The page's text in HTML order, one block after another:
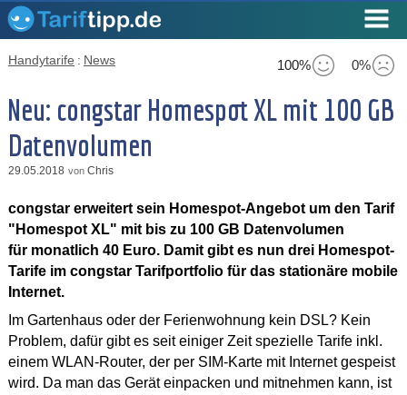
100% 0%
Handytarife : News
Neu: congstar Homespot XL mit 100 GB
Datenvolumen
29.05.2018 von Chris
congstar erweitert sein Homespot-Angebot um den Tarif
"Homespot XL" mit bis zu 100 GB Datenvolumen
für monatlich 40 Euro. Damit gibt es nun drei Homespot-
Tarife im congstar Tarifportfolio für das stationäre mobile
Internet.
Im Gartenhaus oder der Ferienwohnung kein DSL? Kein
Problem, dafür gibt es seit einiger Zeit spezielle Tarife inkl.
einem WLAN-Router, der per SIM-Karte mit Internet gespeist
wird. Da man das Gerät einpacken und mitnehmen kann, ist